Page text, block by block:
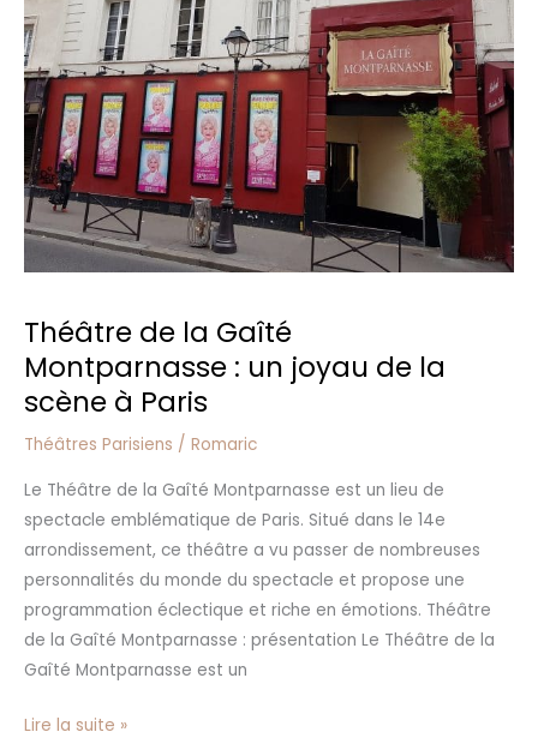
Théâtre de la Gaîté
Montparnasse : un joyau de la
scène à Paris
Théâtres Parisiens / Romaric
Le Théâtre de la Gaîté Montparnasse est un lieu de
spectacle emblématique de Paris. Situé dans le 14e
arrondissement, ce théâtre a vu passer de nombreuses
personnalités du monde du spectacle et propose une
programmation éclectique et riche en émotions. Théâtre
de la Gaîté Montparnasse : présentation Le Théâtre de la
Gaîté Montparnasse est un
Montparnasse :
un
joyau
de
la
scène
à
Paris
Lire la suite »